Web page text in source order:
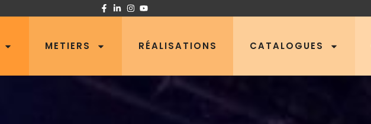
METIERS RÉALISATIONS CATALOGUES